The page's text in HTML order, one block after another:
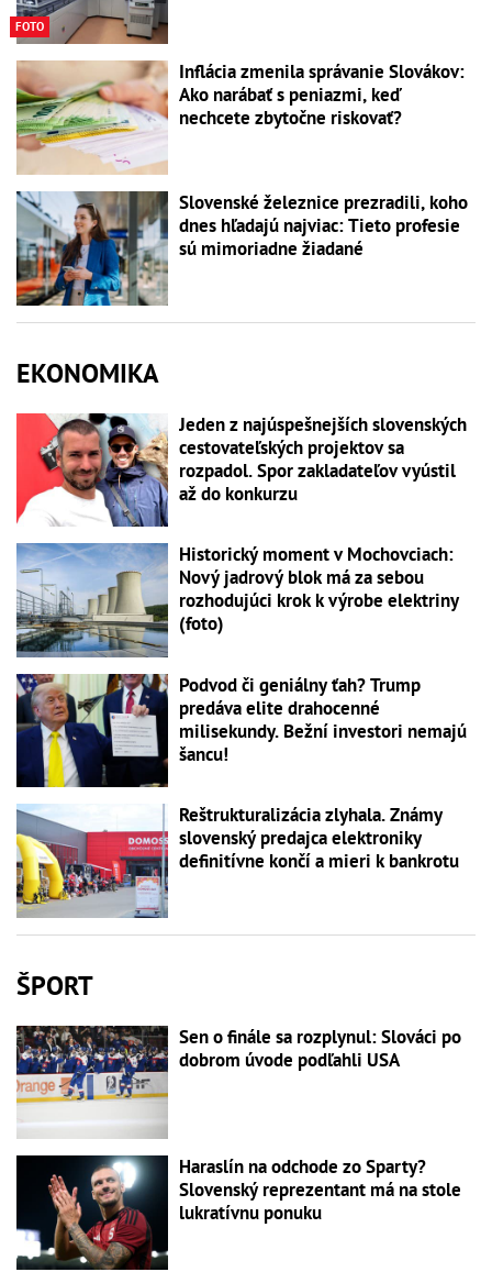
FOTO
Inflácia zmenila správanie Slovákov:
Ako narábať s peniazmi, keď
nechcete zbytočne riskovať?
Slovenské železnice prezradili, koho
dnes hľadajú najviac: Tieto profesie
sú mimoriadne žiadané
EKONOMIKA
Jeden z najúspešnejších slovenských
cestovateľských projektov sa
rozpadol. Spor zakladateľov vyústil
až do konkurzu
Historický moment v Mochovciach:
Nový jadrový blok má za sebou
rozhodujúci krok k výrobe elektriny
(foto)
Podvod či geniálny ťah? Trump
predáva elite drahocenné
milisekundy. Bežní investori nemajú
šancu!
Reštrukturalizácia zlyhala. Známy
slovenský predajca elektroniky
definitívne končí a mieri k bankrotu
ŠPORT
Sen o finále sa rozplynul: Slováci po
dobrom úvode podľahli USA
Haraslín na odchode zo Sparty?
Slovenský reprezentant má na stole
lukratívnu ponuku